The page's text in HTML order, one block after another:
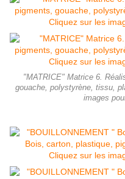
"MATRICE" Matrice 6.
gouache, polystyrène, tissu,
images